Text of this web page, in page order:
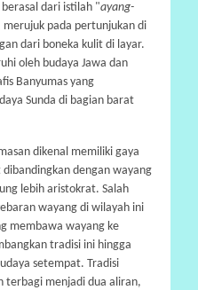
dari istilah "ayang-
pada pertunjukan di
dari boneka kulit di layar.
oleh budaya Jawa dan
Banyumas yang
Sunda di bagian barat
dikenal memiliki gaya
dengan wayang
lebih aristokrat. Salah
wayang di wilayah ini
membawa wayang ke
tradisi ini hingga
setempat. Tradisi
terbagi menjadi dua aliran,